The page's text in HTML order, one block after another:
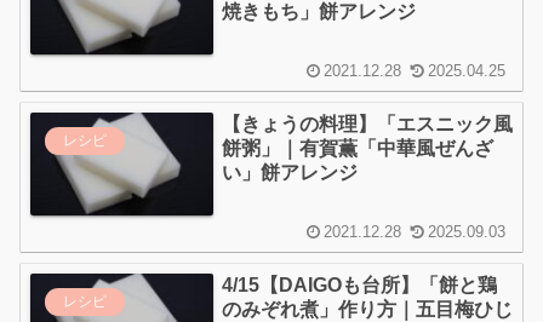
焼きもち」餅アレンジ
2021.12.28 2025.04.25
レシピ
【きょうの料理】「エスニック風
餅粥」｜有賀薫「中華風ぜんざ
い」餅アレンジ
2021.12.28 2025.09.03
レシピ
4/15【DAIGOも台所】「餅と鶏
のみぞれ煮」作り方｜五目梅ひじ